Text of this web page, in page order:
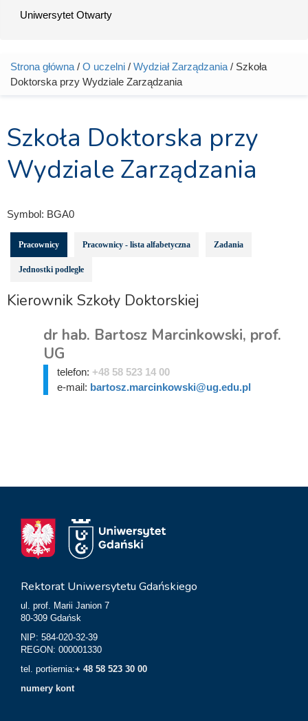
Uniwersytet Otwarty
Jesteś tutaj
Strona główna / O uczelni / Wydział Zarządzania / Szkoła
Doktorska przy Wydziale Zarządzania
Szkoła Doktorska przy
Wydziale Zarządzania
Symbol: BGA0
Pracownicy Pracownicy - lista alfabetyczna Zadania
Jednostki podległe
Kierownik Szkoły Doktorskiej
dr hab. Bartosz Marcinkowski, prof.
UG
telefon: +48 58 523 14 00
e-mail: bartosz.marcinkowski@ug.edu.pl
Rektorat Uniwersytetu Gdańskiego
ul. prof. Marii Janion 7
80-309 Gdańsk
NIP: 584-020-32-39
REGON: 000001330
tel. portiernia:+ 48 58 523 30 00
numery kont